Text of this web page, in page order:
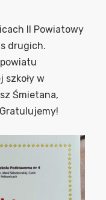
II Powiatowy
drugich.
szkoły w
Śmietana,